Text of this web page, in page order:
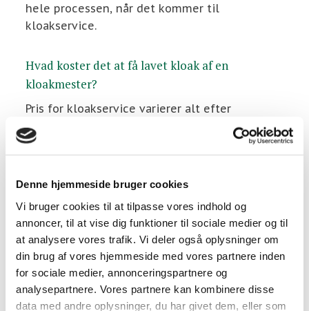
Denne hjemmeside bruger cookies
Vi bruger cookies til at tilpasse vores indhold og
annoncer, til at vise dig funktioner til sociale medier og til
at analysere vores trafik. Vi deler også oplysninger om
din brug af vores hjemmeside med vores partnere inden
for sociale medier, annonceringspartnere og
analysepartnere. Vores partnere kan kombinere disse
data med andre oplysninger, du har givet dem, eller som
hele processen, når det kommer til
kloakservice.
Hvad koster det at få lavet kloak af en
kloakmester?
Pris for kloakservice varierer alt efter
opgavens omfang. Vores priser er
konkurrencedygtige, selvom vi ikke går på
ud og kigger på din opgave, hvor vores
tilbud.
Ring til dit lokale kloakfirma for et godt tilbud
Hvis du skal bruge en autoriseret kloakmester
til renovering, udvidelse, nyetablering af